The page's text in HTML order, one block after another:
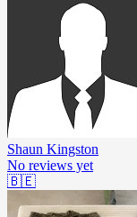
Shaun Kingston
No reviews yet
🇧🇪